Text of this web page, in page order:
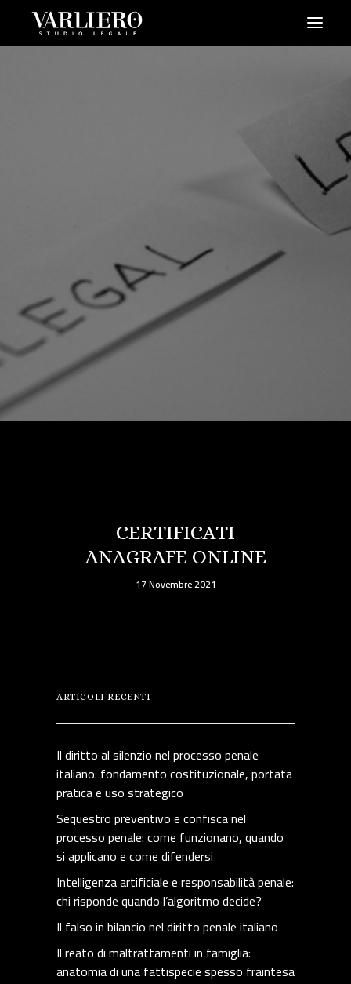
PRENDI UN APPUNTAMENTO
CERTIFICATI
ANAGRAFE ONLINE
17 Novembre 2021
ARTICOLI RECENTI
Il diritto al silenzio nel processo penale
italiano: fondamento costituzionale, portata
pratica e uso strategico
Sequestro preventivo e confisca nel
processo penale: come funzionano, quando
si applicano e come difendersi
Intelligenza artificiale e responsabilità penale:
chi risponde quando l’algoritmo decide?
Il falso in bilancio nel diritto penale italiano
Il reato di maltrattamenti in famiglia:
anatomia di una fattispecie spesso fraintesa